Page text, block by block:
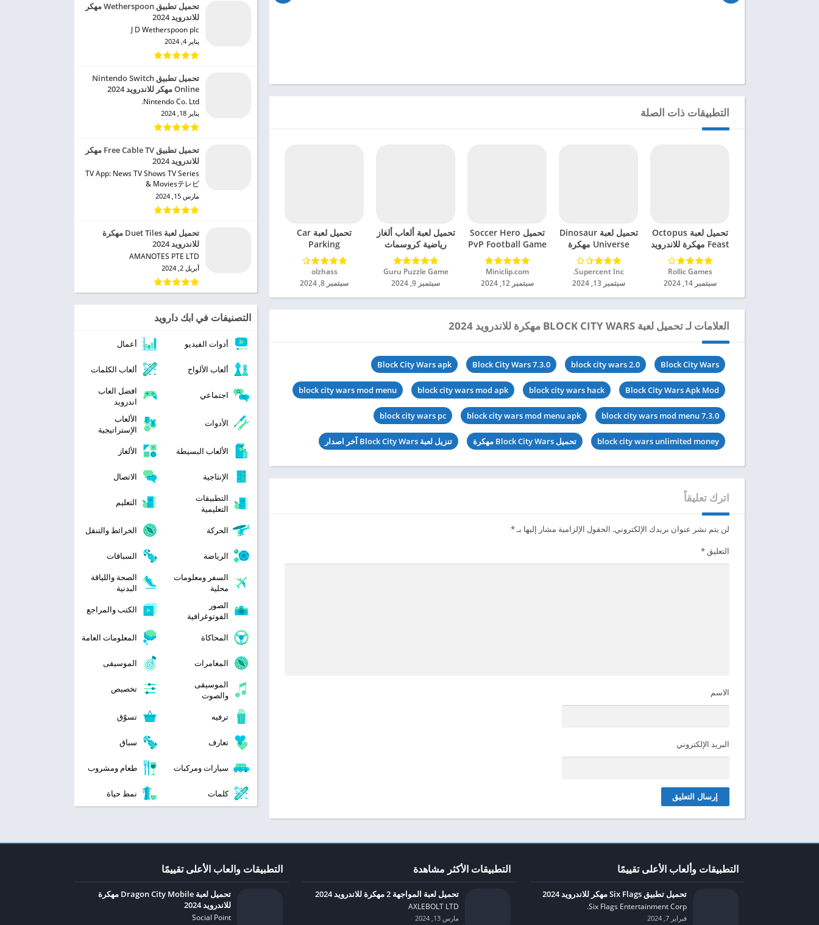
التطبيقات ذات الصلة
تحميل لعبة Octopus
Feast مهكرة للاندرويد
2024
Rollic Games‏
سبتمبر 14, 2024
تحميل لعبة Dinosaur
Universe مهكرة
للاندرويد 2024
Supercent Inc.‏
سبتمبر 13, 2024
تحميل Soccer Hero
PvP Football Game
مهكرة للاندرويد 2024
Miniclip.com‏
سبتمبر 12, 2024
تحميل لعبة ألعاب ألغاز
رياضية كروسماث
مهكرة للاندرويد 2024
Guru Puzzle Game‏
سبتمبر 9, 2024
تحميل لعبة Car
Parking
Multiplayer 2
مهكرة للاندرويد 2024
olzhass‏
سبتمبر 8, 2024
العلامات لـ تحميل لعبة BLOCK CITY WARS مهكرة للاندرويد 2024
Block City Wars
block city wars 2.0
Block City Wars 7.3.0
Block City Wars apk
Block City Wars Apk Mod
block city wars hack
block city wars mod apk
block city wars mod menu
block city wars mod menu 7.3.0
block city wars mod menu apk
block city wars pc
block city wars unlimited money تحميل Block City Wars مهكرة تنزيل لعبة Block City Wars آخر اصدار
اترك تعليقاً
لن يتم نشر عنوان بريدك الإلكتروني. الحقول الإلزامية مشار إليها بـ*
التعليق*
الاسم
البريد الإلكتروني
تحميل تطبيق Wetherspoon مهكر
للاندرويد 2024
J D Wetherspoon plc‏
يناير 4, 2024
تحميل تطبيق Nintendo Switch
Online مهكر للاندرويد 2024
Nintendo Co. Ltd.‏
يناير 18, 2024
تحميل تطبيق Free Cable TV مهكر
للاندرويد 2024
TV App: News TV Shows TV Series
& Moviesテレビ‏
مارس 15, 2024
تحميل لعبة Duet Tiles مهكرة
للاندرويد 2024
AMANOTES PTE LTD‏
أبريل 2, 2024
التصنيفات في ابك دارويد
أدوات الفيديو أعمال
ألعاب الألواح ألعاب الكلمات
اجتماعي
افضل العاب
اندرويد
الأدوات
الألعاب
الإستراتيجية
الألعاب البسيطة
الألغاز
الإنتاجية
الاتصال
التطبيقات
التعليمية
التعليم
الحركة الخرائط والتنقل
الرياضة
السباقات
السفر ومعلومات
محلية
الصحة واللياقة
البدنية
الصور
الفوتوغرافية
الكتب والمراجع
المحاكاة المعلومات العامة
المغامرات
الموسيقى
الموسيقى
والصوت
تخصيص
ترفيه تسوّق
تعارف سباق
سيارات ومركبات طعام ومشروب
كلمات نمط حياة
التطبيقات والعاب الأعلى تقييمًا
تحميل لعبة Dragon City Mobile مهكرة
للاندرويد 2024
Social Point‏
التطبيقات الأكثر مشاهدة
تحميل لعبة المواجهة 2 مهكرة للاندرويد 2024
AXLEBOLT LTD‏
مارس 13, 2024
التطبيقات وألعاب الأعلى تقييمًا
تحميل تطبيق Six Flags مهكر للاندرويد 2024
Six Flags Entertainment Corp.‏
فبراير 7, 2024